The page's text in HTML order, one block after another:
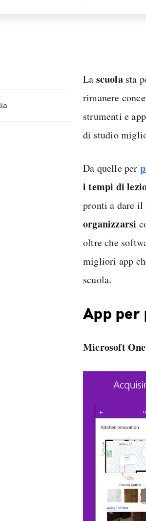
La scuolasta
rimanere
strumenti e
di studio
Da quelle per
i tempi di
pronti a dare
organizzarsi
oltre che
migliori app
scuola.
App per
Microsoft